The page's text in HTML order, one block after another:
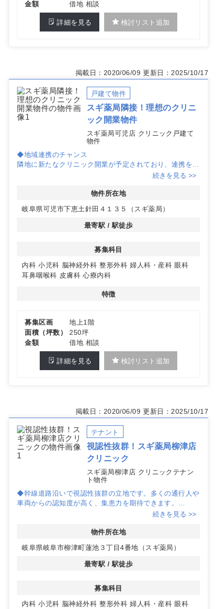
金額 借地 相談
詳細を見る 検討リスト追加
掲載日：2020/06/09 更新日：2025/10/17
戸建て物件
スギ薬局隣接！理想のクリニ
ック開業物件
スギ薬局可児店 クリニック戸建て
物件
◆地域連携のチャンス
隣地に新たなクリニック開業が予定されており、連携を通
じて地域医療の発展に寄与できる環境です。
◆スギ薬局駐車場内の好立地
が患者様のアクセスを容易にします。
のニーズに応える医療サービスの提供が期待できます。
詳細はお問い合わせください。
続きを見る >>
物件所在地
岐阜県可児市下恵土針田４１３５（スギ薬局）
最寄駅 / 駅徒歩
募集科目
内科 小児科 脳神経外科 整形外科 婦人科・産科 眼科
耳鼻咽喉科 皮膚科 心療内科
特徴
募集区画
地上1階
面積（坪数）
250坪
金額
借地 相談
詳細を見る 検討リスト追加
掲載日：2020/06/09 更新日：2025/10/17
テナント
視認性抜群！スギ薬局柳津店
クリニック
スギ薬局柳津店 クリニックテナン
ト物件
◆幹線道路沿いで視認性抜群の立地です。多くの通行人や
車両からの認知度が高く、集患力を期待できます。
用しながらクリニックを開業することが可能です。患者様
◆エレベーター完備で、広々とした250㎡のスペースを提
続きを見る >>
物件所在地
岐阜県岐阜市柳津町蓮池３丁目4番地（スギ薬局）
最寄駅 / 駅徒歩
募集科目
内科 小児科 脳神経外科 整形外科 婦人科・産科 眼科